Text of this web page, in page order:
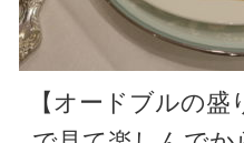
【オードブルの